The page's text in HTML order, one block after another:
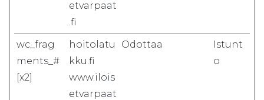
etvarpaat
.fi
wc_frag
ments_#
[x2]
hoitolatu
kku.fi
www.ilois
etvarpaat
Odottaa
Istunt
o